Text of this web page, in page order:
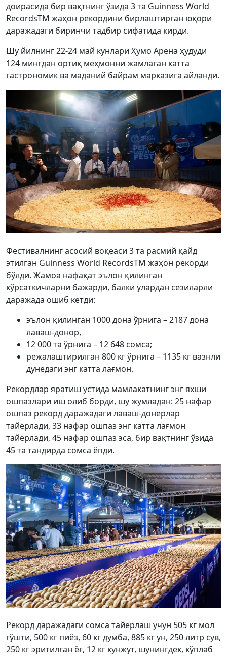
доирасида бир вақтнинг ўзида 3 та Guinness World
RecordsTM жаҳон рекордини бирлаштирган юқори
даражадаги биринчи тадбир сифатида кирди.
Шу йилнинг 22-24 май кунлари Ҳумо Арена ҳудуди
124 мингдан ортиқ меҳмонни жамлаган катта
гастрономик ва маданий байрам марказига айланди.
Фестивалнинг асосий воқеаси 3 та расмий қайд
этилган Guinness World RecordsTM жаҳон рекорди
бўлди. Жамоа нафақат эълон қилинган
кўрсаткичларни бажарди, балки улардан сезиларли
даражада ошиб кетди:
эълон қилинган 1000 дона ўрнига – 2187 дона
лаваш-донор,
12 000 та ўрнига – 12 648 сомса;
режалаштирилган 800 кг ўрнига – 1135 кг вазнли
дунёдаги энг катта лағмон.
Рекордлар яратиш устида мамлакатнинг энг яхши
ошпазлари иш олиб борди, шу жумладан: 25 нафар
ошпаз рекорд даражадаги лаваш-донерлар
тайёрлади, 33 нафар ошпаз энг катта лағмон
тайёрлади, 45 нафар ошпаз эса, бир вақтнинг ўзида
45 та тандирда сомса ёпди.
Рекорд даражадаги сомса тайёрлаш учун 505 кг мол
гўшти, 500 кг пиёз, 60 кг думба, 885 кг ун, 250 литр сув,
250 кг эритилган ёғ, 12 кг кунжут, шунингдек, кўплаб